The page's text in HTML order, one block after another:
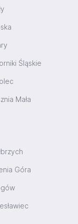
Śląskie
Mała
Góra